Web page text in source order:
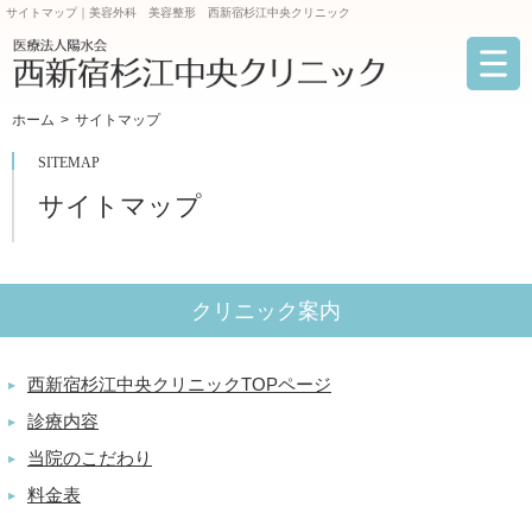
サイトマップ｜美容外科 美容整形 西新宿杉江中央クリニック
ホーム サイトマップ
SITEMAP
サイトマップ
クリニック案内
▶ 西新宿杉江中央クリニックTOPページ
▶ 診療内容
▶ 当院のこだわり
▶ 料金表